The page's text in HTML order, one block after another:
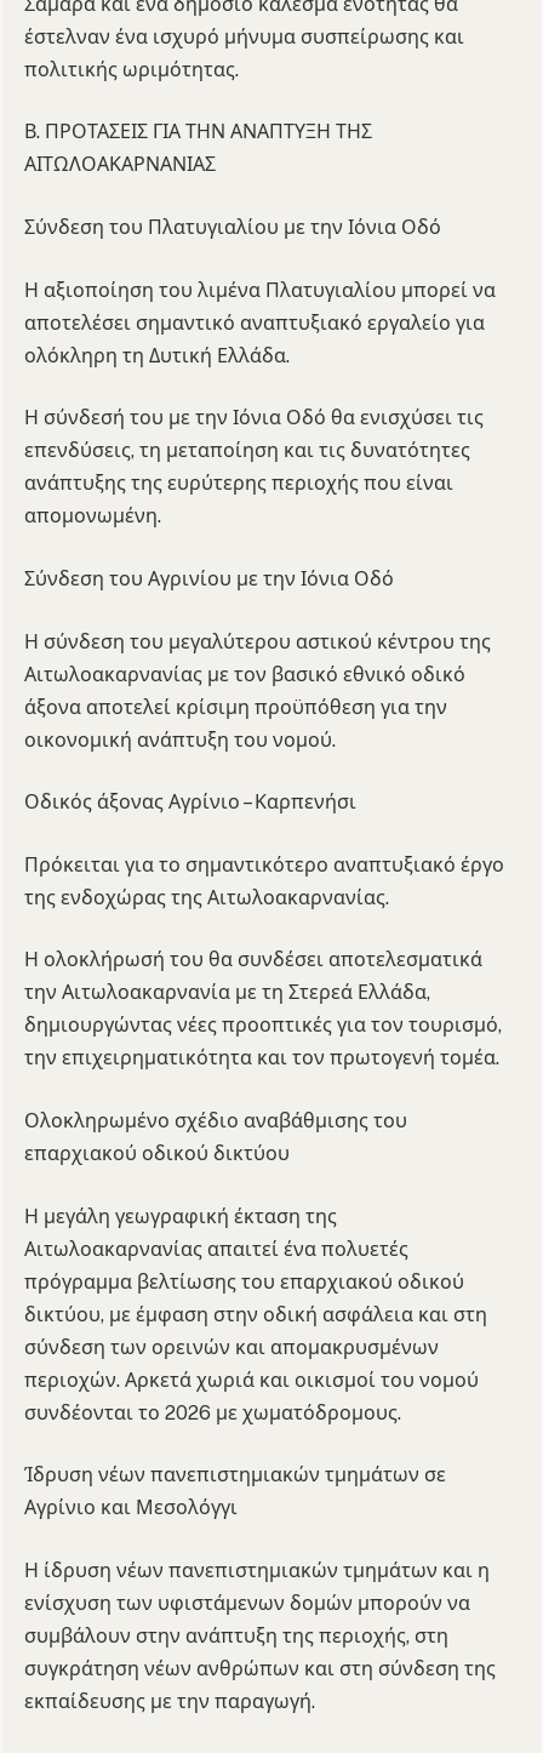
έστελναν ένα ισχυρό μήνυμα συσπείρωσης και
πολιτικής ωριμότητας.
Β. ΠΡΟΤΑΣΕΙΣ ΓΙΑ ΤΗΝ ΑΝΑΠΤΥΞΗ ΤΗΣ
ΑΙΤΩΛΟΑΚΑΡΝΑΝΙΑΣ
Σύνδεση του Πλατυγιαλίου με την Ιόνια Οδό
Η αξιοποίηση του λιμένα Πλατυγιαλίου μπορεί να
αποτελέσει σημαντικό αναπτυξιακό εργαλείο για
ολόκληρη τη Δυτική Ελλάδα.
Η σύνδεσή του με την Ιόνια Οδό θα ενισχύσει τις
επενδύσεις, τη μεταποίηση και τις δυνατότητες
ανάπτυξης της ευρύτερης περιοχής που είναι
απομονωμένη.
Σύνδεση του Αγρινίου με την Ιόνια Οδό
Η σύνδεση του μεγαλύτερου αστικού κέντρου της
Αιτωλοακαρνανίας με τον βασικό εθνικό οδικό
άξονα αποτελεί κρίσιμη προϋπόθεση για την
οικονομική ανάπτυξη του νομού.
Οδικός άξονας Αγρίνιο – Καρπενήσι
Πρόκειται για το σημαντικότερο αναπτυξιακό έργο
της ενδοχώρας της Αιτωλοακαρνανίας.
Η ολοκλήρωσή του θα συνδέσει αποτελεσματικά
την Αιτωλοακαρνανία με τη Στερεά Ελλάδα,
δημιουργώντας νέες προοπτικές για τον τουρισμό,
την επιχειρηματικότητα και τον πρωτογενή τομέα.
Ολοκληρωμένο σχέδιο αναβάθμισης του
επαρχιακού οδικού δικτύου
Η μεγάλη γεωγραφική έκταση της
Αιτωλοακαρνανίας απαιτεί ένα πολυετές
πρόγραμμα βελτίωσης του επαρχιακού οδικού
δικτύου, με έμφαση στην οδική ασφάλεια και στη
σύνδεση των ορεινών και απομακρυσμένων
περιοχών. Αρκετά χωριά και οικισμοί του νομού
συνδέονται το 2026 με χωματόδρομους.
Ίδρυση νέων πανεπιστημιακών τμημάτων σε
Αγρίνιο και Μεσολόγγι
Η ίδρυση νέων πανεπιστημιακών τμημάτων και η
ενίσχυση των υφιστάμενων δομών μπορούν να
συμβάλουν στην ανάπτυξη της περιοχής, στη
συγκράτηση νέων ανθρώπων και στη σύνδεση της
εκπαίδευσης με την παραγωγή.